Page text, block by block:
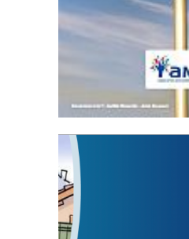
Statut de l’élu local
3 avril 2024
Mise à jour avril 2024
FEUILLETER